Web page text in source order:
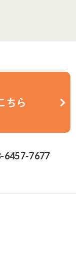
ちら
6457-7677